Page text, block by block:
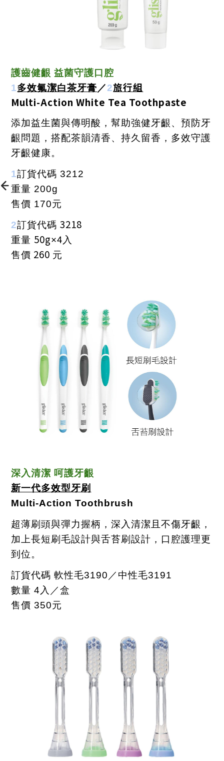
護齒健齦 益菌守護口腔
1多效氟潔白茶牙膏 ／2旅行組
Multi-Action White Tea Toothpaste
添加益生菌與傳明酸，幫助強健牙齦、預防牙
齦問題，搭配茶韻清香、持久留香，多效守護
牙齦健康。
1訂貨代碼 3212
重量 200g
售價 170元
2訂貨代碼 3218
重量 50g×4 入
售價 260 元
深入清潔 呵護牙齦
新一代多效型牙刷
Multi-Action Toothbrush
超薄刷頭與彈力握柄，深入清潔且不傷牙齦，
加上長短刷毛設計與舌苔刷設計，口腔護理更
到位。
訂貨代碼 軟性毛3190 ／中性毛3191
數量 4 入／盒
售價 350元